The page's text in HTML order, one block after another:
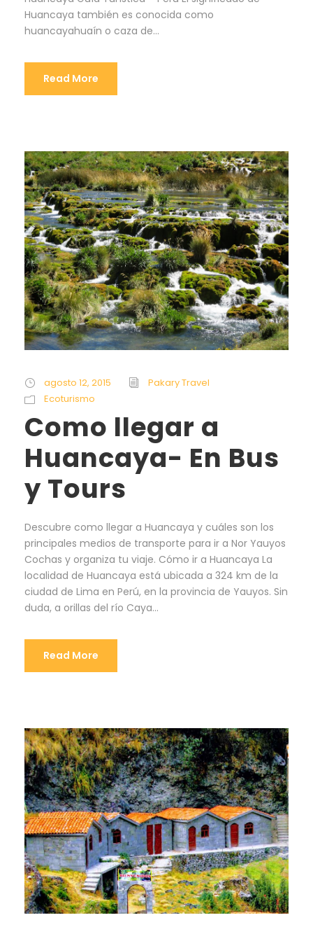
Huancaya también es conocida como
huancayahuaín o caza de...
Read More
agosto 12, 2015
Pakary Travel
Ecoturismo
Como llegar a
Huancaya- En Bus
y Tours
Descubre como llegar a Huancaya y cuáles son los
principales medios de transporte para ir a Nor Yauyos
Cochas y organiza tu viaje. Cómo ir a Huancaya La
localidad de Huancaya está ubicada a 324 km de la
ciudad de Lima en Perú, en la provincia de Yauyos. Sin
duda, a orillas del río Caya...
Read More